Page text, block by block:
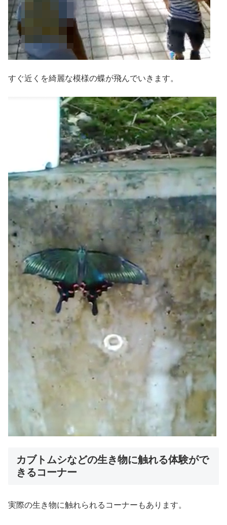
すぐ近くを綺麗な模様の蝶が飛んでいきます。
カブトムシなどの生き物に触れる体験がで
きるコーナー
実際の生き物に触れられるコーナーもあります。